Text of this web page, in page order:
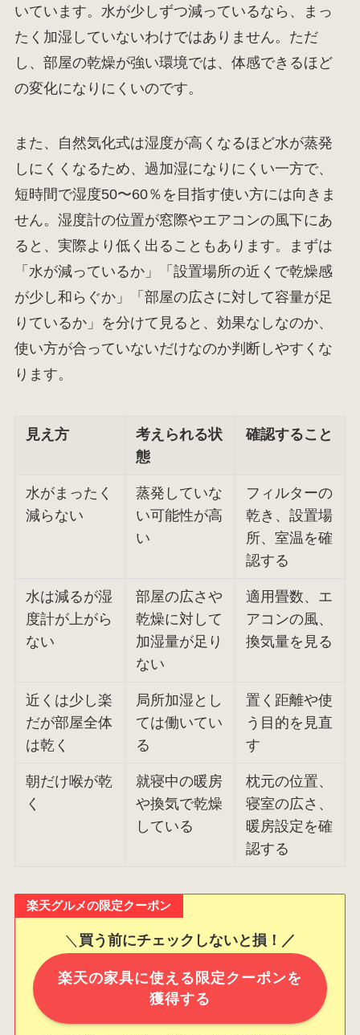
いています。水が少しずつ減っているなら、まっ
たく加湿していないわけではありません。ただ
し、部屋の乾燥が強い環境では、体感できるほど
の変化になりにくいのです。
また、自然気化式は湿度が高くなるほど水が蒸発
しにくくなるため、過加湿になりにくい一方で、
短時間で湿度50〜60％を目指す使い方には向きま
せん。湿度計の位置が窓際やエアコンの風下にあ
ると、実際より低く出ることもあります。まずは
「水が減っているか」「設置場所の近くで乾燥感
が少し和らぐか」「部屋の広さに対して容量が足
りているか」を分けて見ると、効果なしなのか、
使い方が合っていないだけなのか判断しやすくな
ります。
見え方
考えられる状
態
確認すること
水がまったく
減らない
蒸発していな
い可能性が高
い
フィルターの
乾き、設置場
所、室温を確
認する
水は減るが湿
度計が上がら
ない
部屋の広さや
乾燥に対して
加湿量が足り
ない
適用畳数、エ
アコンの風、
換気量を見る
近くは少し楽
だが部屋全体
は乾く
局所加湿とし
ては働いてい
る
置く距離や使
う目的を見直
す
朝だけ喉が乾
く
就寝中の暖房
や換気で乾燥
している
枕元の位置、
寝室の広さ、
暖房設定を確
認する
楽天グルメの限定クーポン
＼ 買う前にチェックしないと損！／
楽天の家具に使える限定クーポンを
獲得する